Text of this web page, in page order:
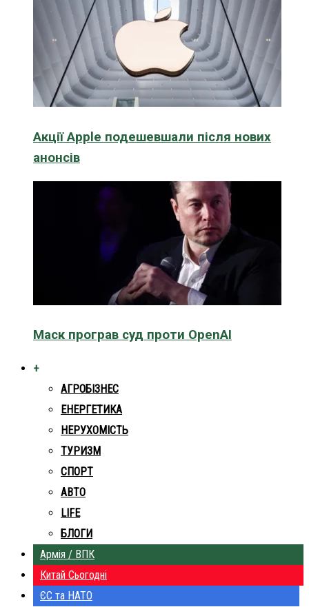
Акції Apple подешевшали після нових
анонсів
Маск програв суд проти OpenAI
+
АГРОБІЗНЕС
ЕНЕРГЕТИКА
НЕРУХОМІСТЬ
ТУРИЗМ
СПОРТ
АВТО
LIFE
БЛОГИ
Армія / ВПК
Китай Сьогодні
ЄС та НАТО